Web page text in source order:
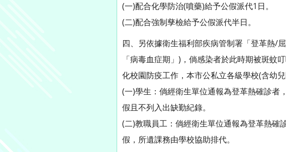
(一)配合化學防治(噴藥)給予公假派代1日。
(二)配合強制孳檢給予公假派代半日。
四、另依據衛生福利部疾病管制署「登革熱/
「病毒血症期」)，倘感染者於此時期被斑蚊
化校園防疫工作，本市公私立各級學校(含幼
(一)學生：倘經衛生單位通報為登革熱確診者
假且不列入出缺勤紀錄。
(二)教職員工：倘經衛生單位通報為登革熱確
假，所遺課務由學校協助排代。